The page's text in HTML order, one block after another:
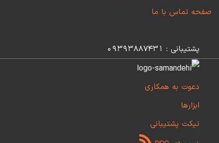
صفحه تماس با ما
پشتیبانی : 09393887431
دعوت به همکاری
ابزارها
تیکت پشتیبانی